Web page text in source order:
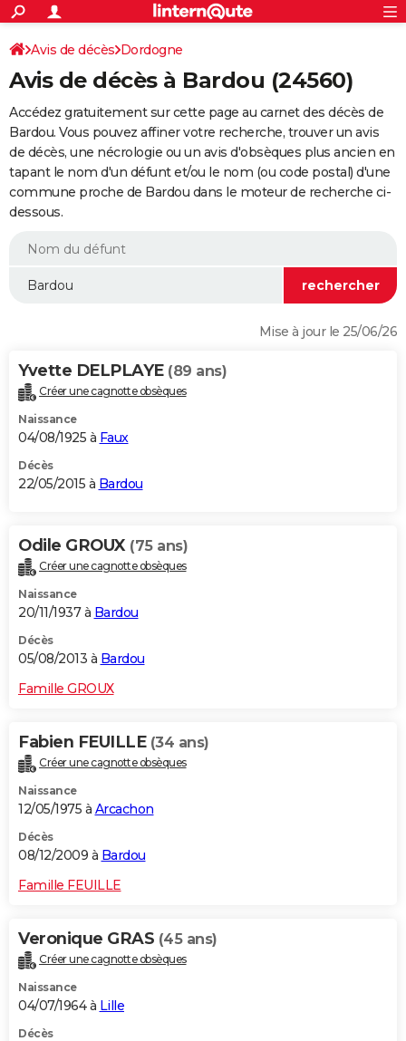
ACTUALITÉS
Politique
Société
Faits Divers
Education
Monde
Villes
+
SPORT
Coupe du monde 2026
Football
Tennis
Cyclisme
Rugby
Forum
Programme TV
TNT
Streaming
Cinéma
Sorties cinéma
Musique
+
FINANCE
Retraite
Epargne
Immobilier
Risques naturels par ville
Assurance
AUTO
Essais
Réserver un essai
Citadines
Berlines
SUV
Forum auto
+
HIGH-TECH
BRICOLAGE
WEEK-END
Alimentation
Guide de la santé
Maladies
Médicaments
Sommeil
VOYAGE
Destinations
City break
Voyage nature
Voyage de noces
Forum
Climat
+PHOTO
GUIDES D'ACHAT
CARTE DE VOEUX
Carte de Noël
Carte Bonne année
Carte Saint-Valentin
Carte Pâques
Carte d'anniversaire
DICTIONNAIRE
Dictionnaire
Biographies
Citations
Expressions
Proverbes
PROGRAMME TV
COPAINS D'AVANT
S'inscrire
Se connecter
Lycées
Collèges
Primaires
Universités
Entreprises
Service militaire
Avis de recherche
AVIS DE DÉCÈS
Bricolage
Lifestyle
Culture
Sport
Auto
Television
Voyage
Cinema
Avis de décès Dordogne
Avis de décès à Bardou (24560)
Accédez gratuitement sur cette page au carnet des décès de
Bardou. Vous pouvez affiner votre recherche, trouver un avis
de décès, une nécrologie ou un avis d'obsèques plus ancien en
tapant le nom d'un défunt et/ou le nom (ou code postal) d'une
commune proche de Bardou dans le moteur de recherche ci-
dessous.
Mise à jour le 25/06/26
Yvette DELPLAYE (89 ans)
Créer une cagnotte obsèques
Naissance
04/08/1925 à Faux
Décès
22/05/2015 à Bardou
Odile GROUX (75 ans)
Créer une cagnotte obsèques
Naissance
20/11/1937 à Bardou
Décès
05/08/2013 à Bardou
Famille GROUX
Fabien FEUILLE (34 ans)
Créer une cagnotte obsèques
Naissance
12/05/1975 à Arcachon
Décès
08/12/2009 à Bardou
Famille FEUILLE
Veronique GRAS (45 ans)
Créer une cagnotte obsèques
Naissance
04/07/1964 à Lille
Décès